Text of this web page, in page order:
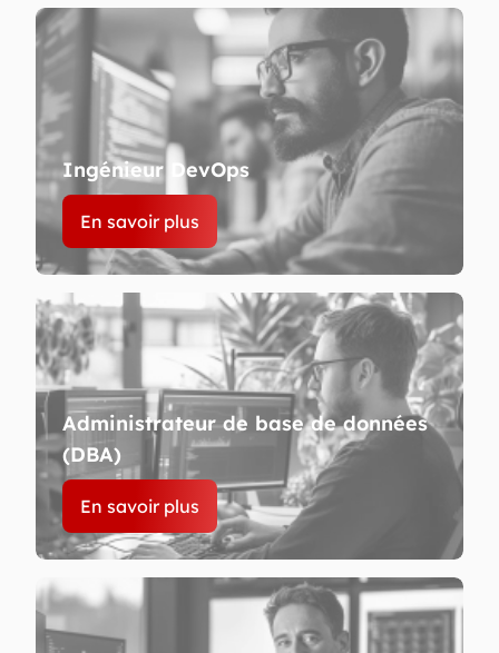
Ingénieur DevOps
En savoir plus
Administrateur de base de données
(DBA)
En savoir plus